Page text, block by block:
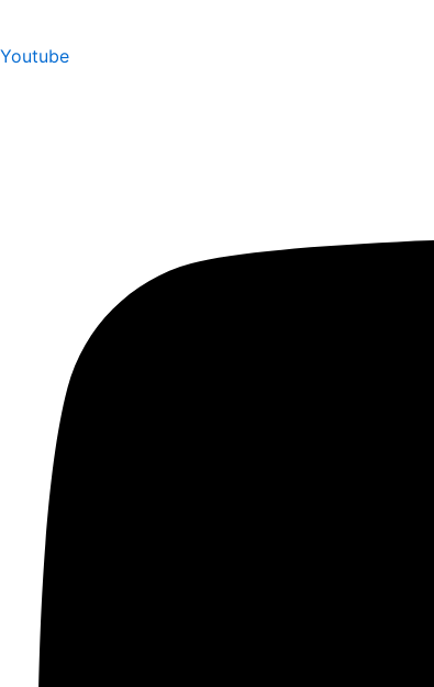
Youtube